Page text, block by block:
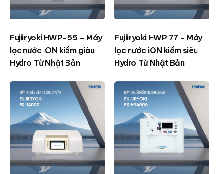
Fujiiryoki HWP-55 – Máy
lọc nước iON kiềm giàu
Hydro Từ Nhật Bản
Fujiiryoki HWP 77 - Máy
lọc nước iON kiềm siêu
Hydro Từ Nhật Bản